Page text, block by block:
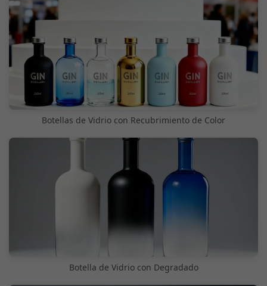
Botellas de Vidrio con Recubrimiento de Color
Botella de Vidrio con Degradado